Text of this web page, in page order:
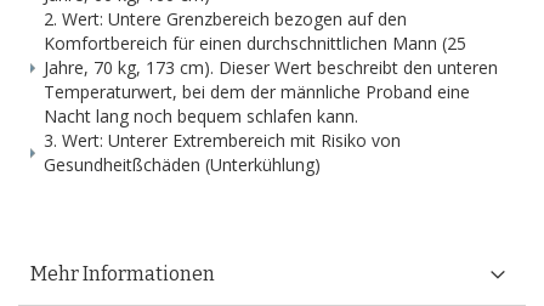
2. Wert: Untere Grenzbereich bezogen auf den
Komfortbereich für einen durchschnittlichen Mann (25
Jahre, 70 kg, 173 cm). Dieser Wert beschreibt den unteren
Temperaturwert, bei dem der männliche Proband eine
Nacht lang noch bequem schlafen kann.
3. Wert: Unterer Extrembereich mit Risiko von
Gesundheitßchäden (Unterkühlung)
Mehr Informationen